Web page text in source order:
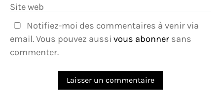
Site web
Notifiez-moi des commentaires à venir via
email. Vous pouvez aussi vous abonner sans
commenter.